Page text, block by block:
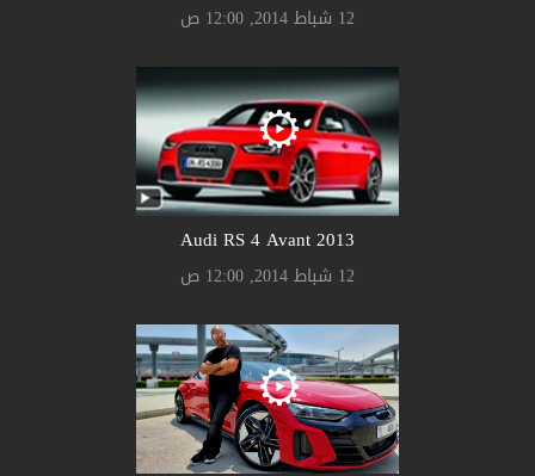
12 شباط 2014, 12:00 ص
Audi RS 4 Avant 2013
12 شباط 2014, 12:00 ص